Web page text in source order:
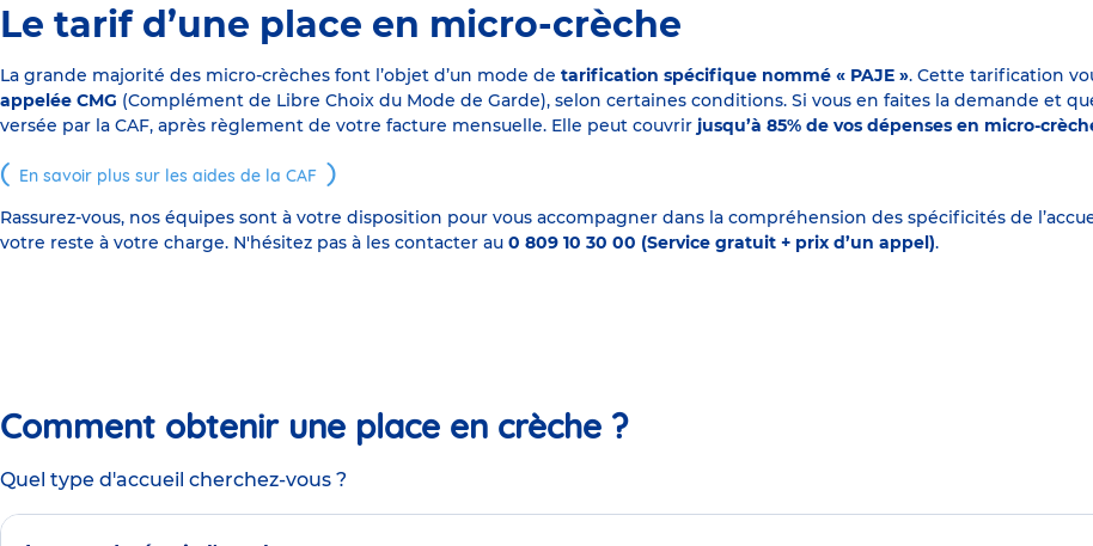
Le tarif d’une place en micro-crèche
La grande majorité des micro-crèches font l’objet d’un mode de tarification spécifique nommé « PAJE ». Cette tarification
appelée CMG (Complément de Libre Choix du Mode de Garde), selon certaines conditions. Si vous en faites la demande et
versée par la CAF, après règlement de votre facture mensuelle. Elle peut couvrir jusqu’à 85% de vos dépenses en micro-
En savoir plus sur les aides de la CAF
Rassurez-vous, nos équipes sont à votre disposition pour vous accompagner dans la compréhension des spécificités de
votre reste à votre charge. N'hésitez pas à les contacter au 0 809 10 30 00 (Service gratuit + prix d’un appel).
Comment obtenir une place en crèche ?
Quel type d'accueil cherchez-vous ?